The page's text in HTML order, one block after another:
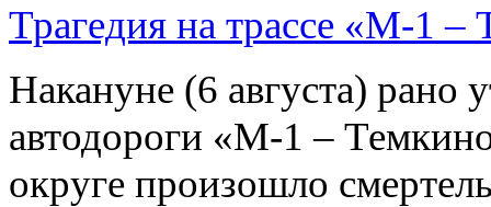
Трагедия на трассе «М-1 –
Накануне (6 августа) рано
автодороги «М-1 –
округе произошло